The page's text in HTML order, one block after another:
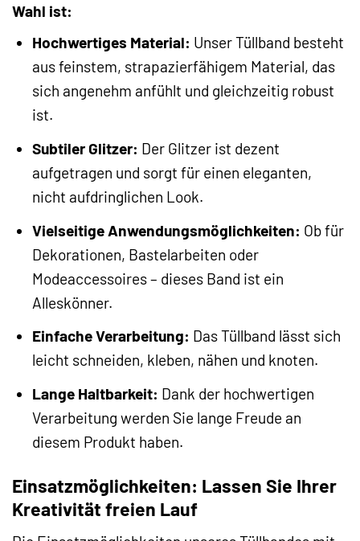
Wahl ist:
Hochwertiges Material: Unser Tüllband besteht
aus feinstem, strapazierfähigem Material, das
sich angenehm anfühlt und gleichzeitig robust
ist.
Subtiler Glitzer: Der Glitzer ist dezent
aufgetragen und sorgt für einen eleganten,
nicht aufdringlichen Look.
Vielseitige Anwendungsmöglichkeiten: Ob für
Dekorationen, Bastelarbeiten oder
Modeaccessoires – dieses Band ist ein
Alleskönner.
Einfache Verarbeitung: Das Tüllband lässt sich
leicht schneiden, kleben, nähen und knoten.
Lange Haltbarkeit: Dank der hochwertigen
Verarbeitung werden Sie lange Freude an
diesem Produkt haben.
Einsatzmöglichkeiten: Lassen Sie Ihrer
Kreativität freien Lauf